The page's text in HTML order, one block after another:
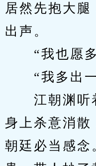
居然先抱大
出声。
“我也愿多
“我多出一
江朝渊听着
身上杀意消散
朝廷必当感念